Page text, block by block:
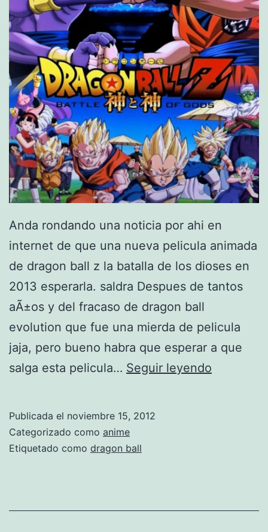
Anda rondando una noticia por ahi en
internet de que una nueva pelicula animada
de dragon ball z la batalla de los dioses en
2013 esperarla. saldra Despues de tantos
aÃ±os y del fracaso de dragon ball
evolution que fue una mierda de pelicula
jaja, pero bueno habra que esperar a que
salga esta pelicula… Seguir leyendo
a
Publicada el noviembre 15, 2012
Categorizado como anime
Etiquetado como dragon ball